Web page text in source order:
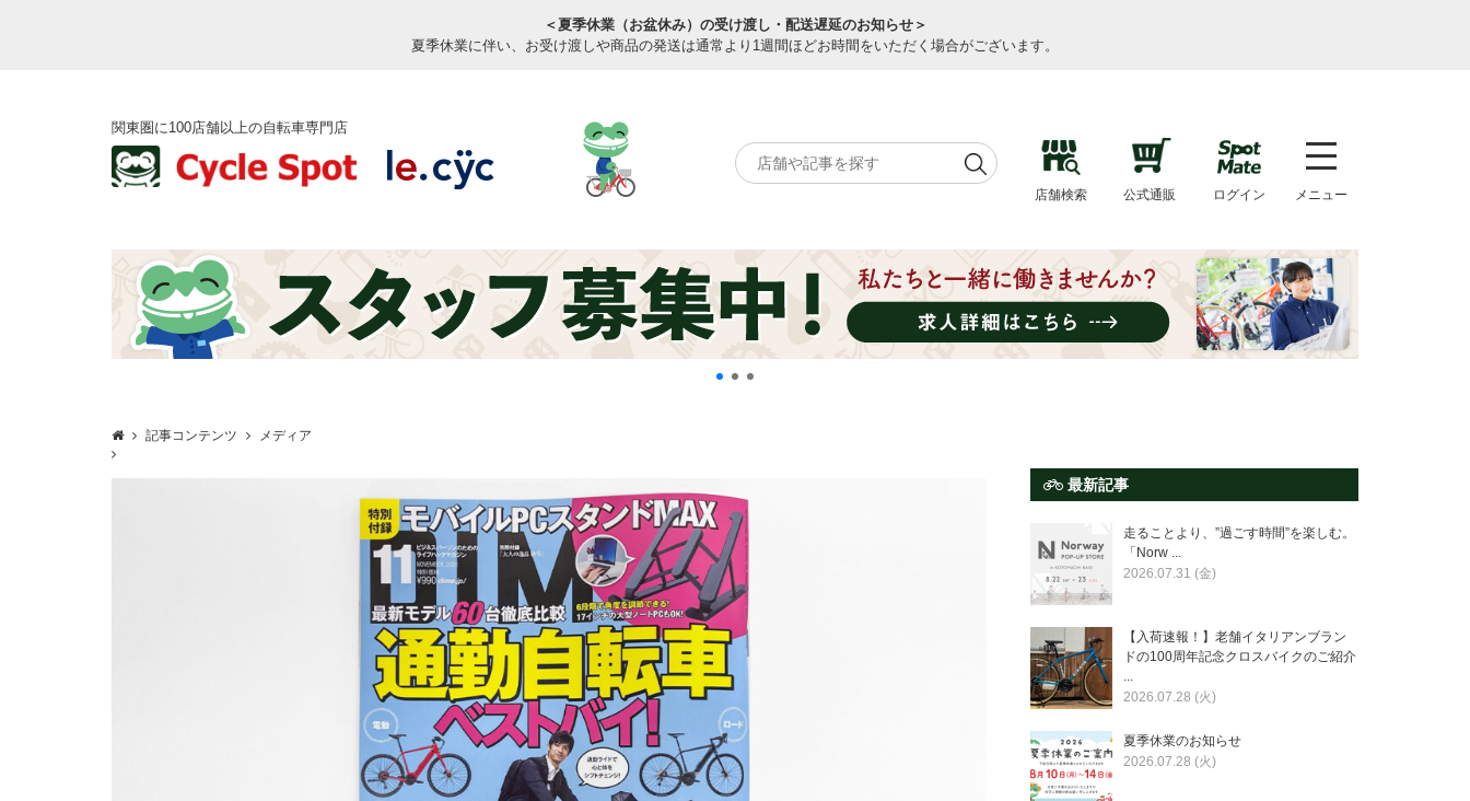
＜夏季休業（お盆休み）の受け渡し・配送遅延のお知らせ＞
夏季休業に伴い、お受け渡しや商品の発送は通常より1週間ほどお時間をいただく場合がございます。
関東圏に100店舗以上の自転車専門店
店舗検索 公式通販 ログイン メニュー
記事コンテンツ メディア
最新記事
走ることより、”過ごす時間”を楽しむ。
「Norw ...
2026.07.31 (金)
【入荷速報！】老舗イタリアンブラン
ドの100周年記念クロスバイクのご紹介
...
2026.07.28 (火)
夏季休業のお知らせ
2026.07.28 (火)